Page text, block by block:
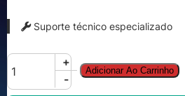
Suporte técnico especializado
C
+
-
Adicionar Ao Carrinho